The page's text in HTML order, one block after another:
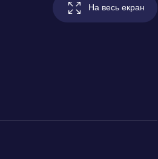
На весь екран